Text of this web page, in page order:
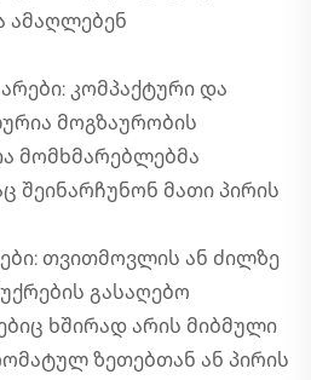
ამაღლებენ
კომპაქტური და
მოგზაურობის
მომხმარებლებმა
შეინარჩუნონ მათი პირის
თვითმოვლის ან ძილზე
გასაღებო
ხშირად არის მიბმული
ზეთებთან ან პირის